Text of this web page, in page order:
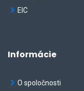
displaying
(EUR/MWh).
EIC
Informácie
O spoločnosti